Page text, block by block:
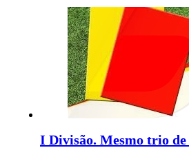
I Divisão. Mesmo trio